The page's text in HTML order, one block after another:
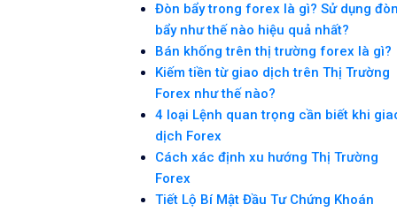
Đòn bẩy trong forex là gì? Sử dụng đòn
bẩy như thế nào hiệu quả nhất?
Bán khống trên thị trường forex là gì?
Kiếm tiền từ giao dịch trên Thị Trường
Forex như thế nào?
4 loại Lệnh quan trọng cần biết khi
dịch Forex
Cách xác định xu hướng Thị Trường
Forex
Tiết Lộ Bí Mật Đầu Tư Chứng Khoán